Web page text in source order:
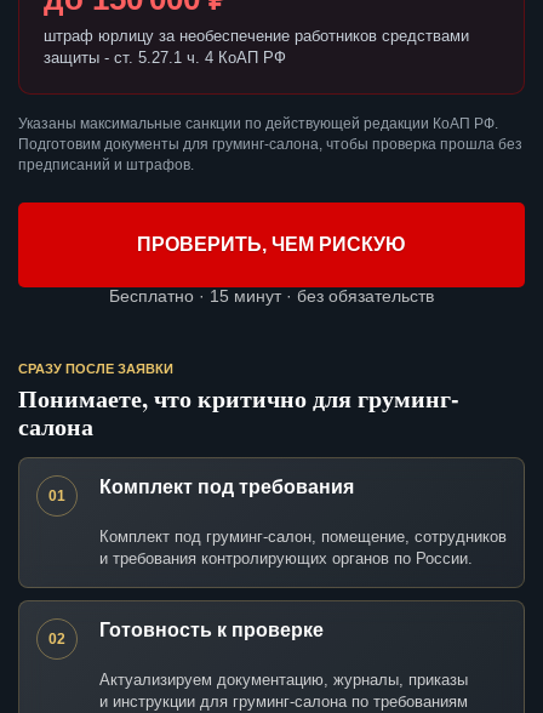
штраф юрлицу за необеспечение работников средствами
защиты - ст. 5.27.1 ч. 4 КоАП РФ
Указаны максимальные санкции по действующей редакции КоАП РФ.
Подготовим документы для груминг-салона, чтобы проверка прошла без
предписаний и штрафов.
ПРОВЕРИТЬ, ЧЕМ РИСКУЮ
Бесплатно · 15 минут · без обязательств
СРАЗУ ПОСЛЕ ЗАЯВКИ
Понимаете, что критично для груминг-
салона
01 Комплект под требования
Комплект под груминг-салон, помещение, сотрудников
и требования контролирующих органов по России.
02 Готовность к проверке
Актуализируем документацию, журналы, приказы
и инструкции для груминг-салона по требованиям